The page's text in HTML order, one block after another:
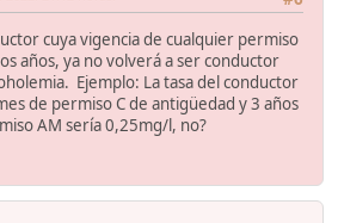
cuya vigencia de cualquier permiso
años, ya no volverá a ser conductor
Ejemplo: La tasa del conductor
de permiso C de antigüedad y 3 años
AM sería 0,25mg/l, no?